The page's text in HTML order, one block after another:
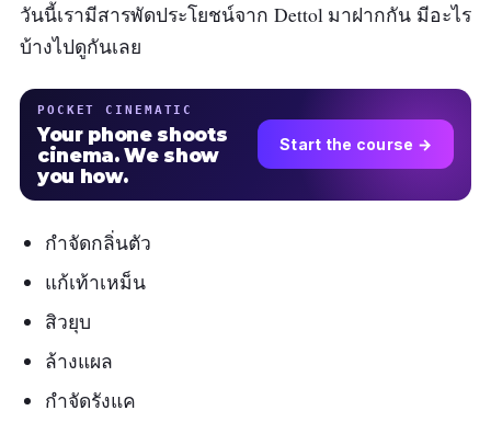
วันนี้เรามีสารพัดประโยชน์จาก Dettol มาฝากกัน มีอะไร
บ้างไปดูกันเลย
POCKET CINEMATIC
Your phone shoots
cinema. We show
you how.
Start the course →
กำจัดกลิ่นตัว
แก้เท้าเหม็น
สิวยุบ
ล้างแผล
กำจัดรังแค